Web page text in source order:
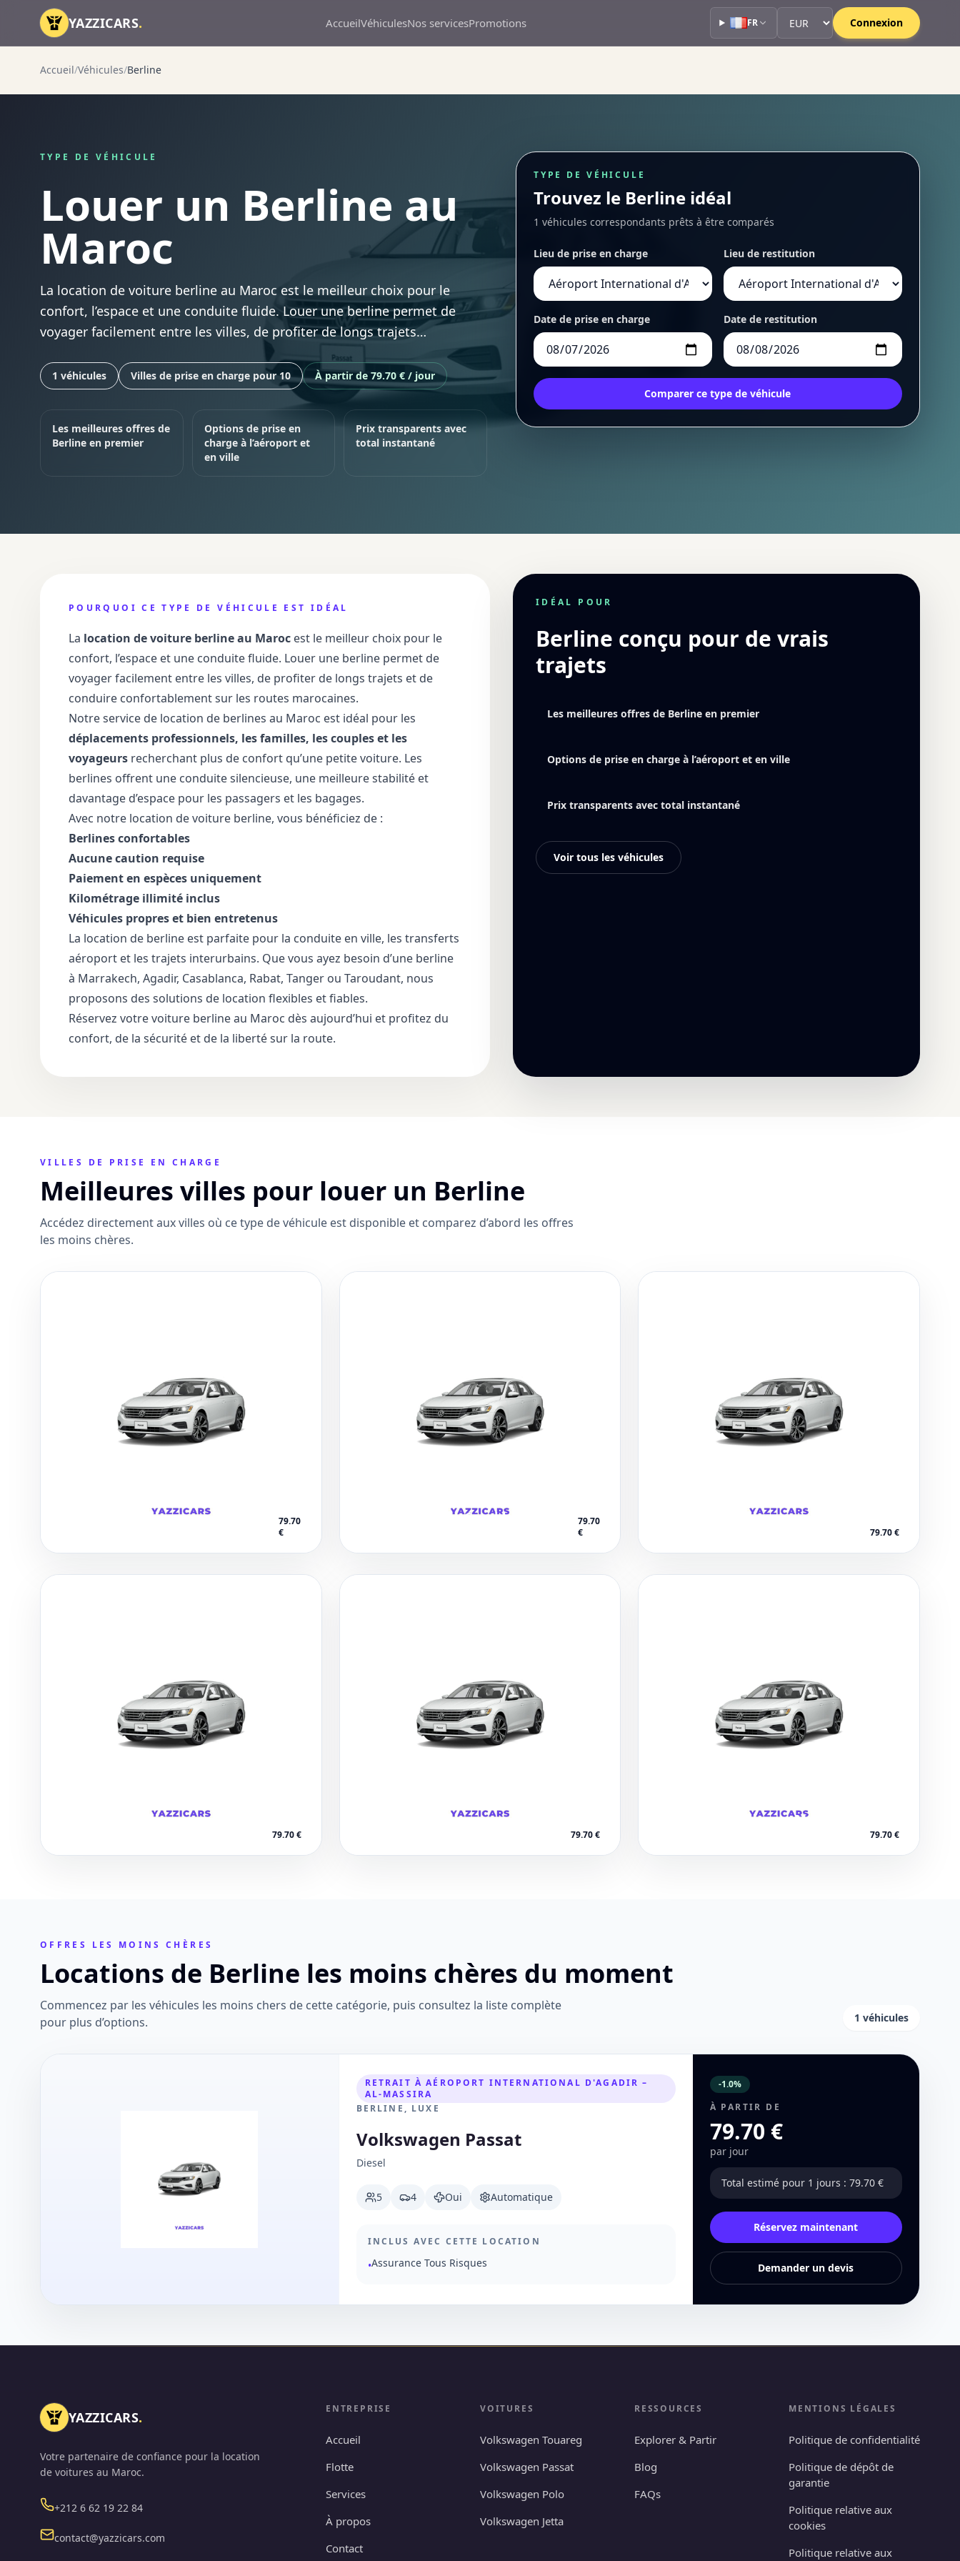
Aller au contenu
YAZZICARS. AccueilVéhiculesNos servicesPromotions FR DeviseConnexion
Accueil/Véhicules/Berline
TYPE DE VÉHICULE
Louer un Berline au
Maroc
La location de voiture berline au Maroc est le meilleur choix pour le
confort, l’espace et une conduite fluide. Louer une berline permet de
voyager facilement entre les villes, de profiter de longs trajets…
1 véhicules Villes de prise en charge pour 10 À partir de 79.70 € / jour
Les meilleures offres de
Berline en premier
Options de prise en
charge à l’aéroport et
en ville
Prix transparents avec
total instantané
TYPE DE VÉHICULE
Trouvez le Berline idéal
1 véhicules correspondants prêts à être comparés
Lieu de prise en charge Lieu de restitution
Date de prise en charge Date de restitution
Comparer ce type de véhicule
POURQUOI CE TYPE DE VÉHICULE EST IDÉAL
La location de voiture berline au Maroc est le meilleur choix pour le
confort, l’espace et une conduite fluide. Louer une berline permet de
voyager facilement entre les villes, de profiter de longs trajets et de
conduire confortablement sur les routes marocaines.
Notre service de location de berlines au Maroc est idéal pour les
déplacements professionnels, les familles, les couples et les
voyageurs recherchant plus de confort qu’une petite voiture. Les
berlines offrent une conduite silencieuse, une meilleure stabilité et
davantage d’espace pour les passagers et les bagages.
Avec notre location de voiture berline, vous bénéficiez de :
Berlines confortables
Aucune caution requise
Paiement en espèces uniquement
Kilométrage illimité inclus
Véhicules propres et bien entretenus
La location de berline est parfaite pour la conduite en ville, les transferts
aéroport et les trajets interurbains. Que vous ayez besoin d’une berline
à Marrakech, Agadir, Casablanca, Rabat, Tanger ou Taroudant, nous
proposons des solutions de location flexibles et fiables.
Réservez votre voiture berline au Maroc dès aujourd’hui et profitez du
confort, de la sécurité et de la liberté sur la route.
IDÉAL POUR
Berline conçu pour de vrais
trajets
Les meilleures offres de Berline en premier
Options de prise en charge à l’aéroport et en ville
Prix transparents avec total instantané
Voir tous les véhicules
VILLES DE PRISE EN CHARGE
Meilleures villes pour louer un Berline
Accédez directement aux villes où ce type de véhicule est disponible et comparez d’abord les offres
les moins chères.
79.70
€
Mohammed V de Casablanca
79.70
€
79.70 €
79.70 € 79.70 €
Marrakech – Aéroport Menara
79.70 €
OFFRES LES MOINS CHÈRES
Locations de Berline les moins chères du moment
Commencez par les véhicules les moins chers de cette catégorie, puis consultez la liste complète
pour plus d’options.
1 véhicules
RETRAIT À AÉROPORT INTERNATIONAL D'AGADIR –
AL-MASSIRA
BERLINE, LUXE
Volkswagen Passat
Diesel
5 4 Oui Automatique
INCLUS AVEC CETTE LOCATION
•Assurance Tous Risques
-1.0%
À PARTIR DE
79.70 €
par jour
Total estimé pour 1 jours : 79.70 €
Réservez maintenant
Demander un devis
YAZZICARS.
Votre partenaire de confiance pour la location
de voitures au Maroc.
+212 6 62 19 22 84Téléphone
contact@yazzicars.com
ENTREPRISE
Accueil
Flotte
Services
À propos
Contact
VOITURES
Volkswagen Touareg
Volkswagen Passat
Volkswagen Polo
Volkswagen Jetta
RESSOURCES
Explorer & Partir
Blog
FAQs
MENTIONS LÉGALES
Politique de confidentialité
Politique de dépôt de
garantie
Politique relative aux
cookies
Politique relative aux